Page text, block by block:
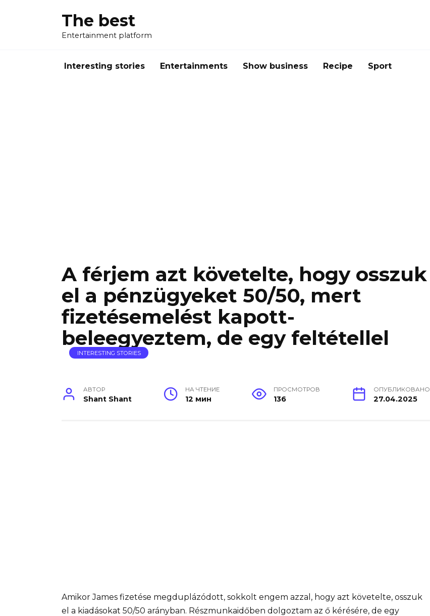
The best
Entertainment platform
Interesting stories Entertainments Show business Recipe Sport
A férjem azt követelte, hogy osszuk
el a pénzügyeket 50/50, mert
fizetésemelést kapott-
beleegyeztem, de egy feltétellel
INTERESTING STORIES
АВТОР
Shant Shant
НА ЧТЕНИЕ
12 мин
ПРОСМОТРОВ
136
ОПУБЛИКОВАНО
27.04.2025
Amikor James fizetése megduplázódott, sokkolt engem azzal, hogy azt követelte, osszuk
el a kiadásokat 50/50 arányban. Részmunkaidőben dolgoztam az ő kérésére, de egy